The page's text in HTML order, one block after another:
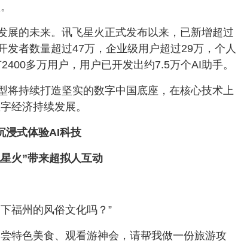
展的未来。讯飞星火正式发布以来，已新增超过
发者数量超过47万，企业级用户超过29万，个人
多万用户，用户已开发出约7.5万个AI助手。
将持续打造坚实的数字中国底座，在核心技术上
经济持续发展。
浸式体验AI科技
火”带来超拟人互动
福州的风俗文化吗？”
特色美食、观看游神会，请帮我做一份旅游攻